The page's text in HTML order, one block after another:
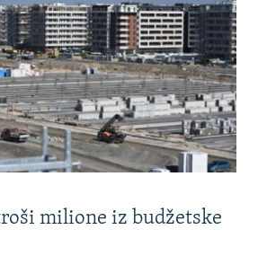
milione iz budžetske